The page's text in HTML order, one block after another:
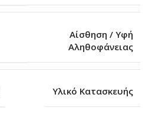
Αίσθηση / Υφή
Αληθοφάνειας
Υλικό Κατασκευής